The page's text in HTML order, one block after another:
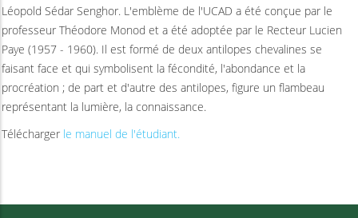
Léopold Sédar Senghor. L'emblème de l'UCAD a été conçue par le
professeur Théodore Monod et a été adoptée par le Recteur Lucien
Paye (1957 - 1960). Il est formé de deux antilopes chevalines se
faisant face et qui symbolisent la fécondité, l'abondance et la
procréation ; de part et d'autre des antilopes, figure un flambeau
représentant la lumière, la connaissance.
Télécharger le manuel de l'étudiant.